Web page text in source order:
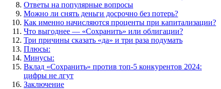
Ответы на популярные вопросы
Можно ли снять деньги досрочно без потерь?
Как именно начисляются проценты при капитализации?
Что выгоднее — «Сохранить» или облигации?
Три причины сказать «да» и три раза подумать
Плюсы:
Минусы:
Вклад «Сохранить» против топ-5 конкурентов 2024:
цифры не лгут
Заключение